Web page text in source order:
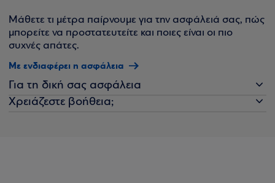
Μάθετε τι μέτρα παίρνουμε για την ασφάλειά σας, πώς
μπορείτε να προστατευτείτε και ποιες είναι οι πιο
συχνές απάτες.
Με ενδιαφέρει η ασφάλεια
Για τη δική σας ασφάλεια
Χρειάζεστε βοήθεια;